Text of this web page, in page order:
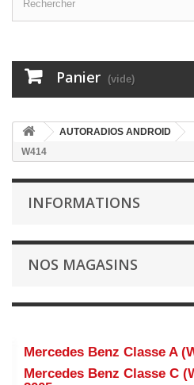
Panier (vide)
AUTORADIOS ANDROID
W414
INFORMATIONS
NOS MAGASINS
Mercedes Benz Classe A
Mercedes Benz Classe C